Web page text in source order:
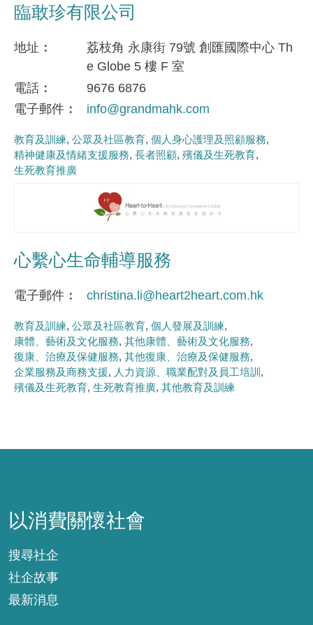
臨敢珍有限公司
地址
荔枝角 永康街 79號 創匯國際中心 Th
e Globe 5 樓 F 室
電話
9676 6876
電子郵件
info@grandmahk.com
教育及訓練 公眾及社區教育 個人身心護理及照顧服務
精神健康及情緒支援服務 長者照顧 殯儀及生死教育
生死教育推廣
心繫心生命輔導服務
電子郵件 christina.li@heart2heart.com.hk
教育及訓練 公眾及社區教育 個人發展及訓練
康體、藝術及文化服務 其他康體、藝術及文化服務
復康、治療及保健服務 其他復康、治療及保健服務
企業服務及商務支援
人力資源、職業配對及員工培訓
殯儀及生死教育 生死教育推廣 其他教育及訓練
以消費關懷社會
搜尋社企
社企故事
最新消息